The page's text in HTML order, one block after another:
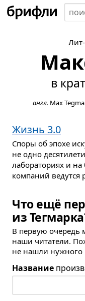
в
англ. Max
Жизнь 3.0
Споры об эпохе
не одно
лабораториях и на
компаний ведутся
Что ещё
из
В первую очередь
наши читатели.
не нашли нужного
Название